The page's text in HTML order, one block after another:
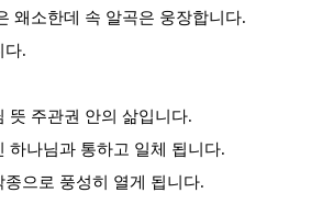
왜소한데 속 알곡은 웅장합니다.
다.
뜻 주관권 안의 삶입니다.
하나님과 통하고 일체 됩니다.
으로 풍성히 열게 됩니다.